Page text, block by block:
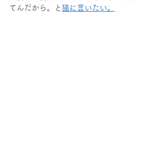
てんだから。と 猫に言いたい。